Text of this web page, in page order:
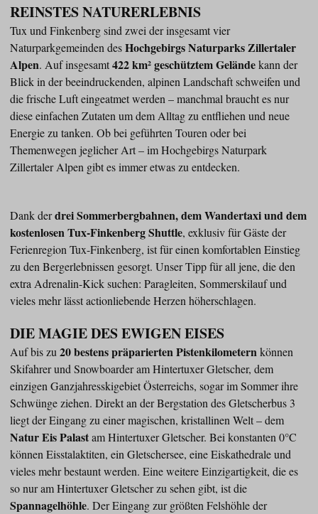
REINSTES NATURERLEBNIS
Tux und Finkenberg sind zwei der insgesamt vier
Naturparkgemeinden desHochgebirgs Naturparks Zillertaler
Alpen. Auf insgesamt422 km² geschütztem Geländekann der
Blick in der beeindruckenden, alpinen Landschaft schweifen und
die frische Luft eingeatmet werden – manchmal braucht es nur
diese einfachen Zutaten um dem Alltag zu entfliehen und neue
Energie zu tanken. Ob bei geführten Touren oder bei
Themenwegen jeglicher Art – im Hochgebirgs Naturpark
Zillertaler Alpen gibt es immer etwas zu entdecken.
Dank derdrei Sommerbergbahnen, dem Wandertaxi und dem
kostenlosen Tux-Finkenberg Shuttle, exklusiv für Gäste der
Ferienregion Tux-Finkenberg, ist für einen komfortablen Einstieg
zu den Bergerlebnissen gesorgt. Unser Tipp für all jene, die den
extra Adrenalin-Kick suchen: Paragleiten, Sommerskilauf und
vieles mehr lässt actionliebende Herzen höherschlagen.
DIE MAGIE DES EWIGEN EISES
Auf bis zu 20 bestens präparierten Pistenkilometernkönnen
Skifahrer und Snowboarder am Hintertuxer Gletscher, dem
einzigen Ganzjahresskigebiet Österreichs, sogar im Sommer ihre
Schwünge ziehen. Direkt an der Bergstation des Gletscherbus 3
liegt der Eingang zu einer magischen, kristallinen Welt – dem
Natur Eis Palastam Hintertuxer Gletscher. Bei konstanten 0°C
können Eisstalaktiten, ein Gletschersee, eine Eiskathedrale und
vieles mehr bestaunt werden. Eine weitere Einzigartigkeit, die es
so nur am Hintertuxer Gletscher zu sehen gibt, ist die
Spannagelhöhle. Der Eingang zur größten Felshöhle der